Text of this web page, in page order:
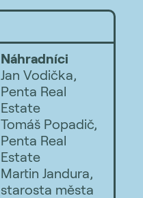
Náhradníci
Jan Vodička,
Penta Real
Estate
Tomáš Popadič,
Penta Real
Estate
Martin Jandura,
starosta města